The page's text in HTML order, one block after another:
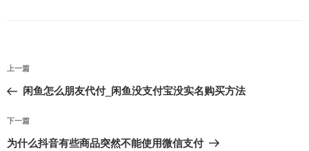
文
导
航
上
一
文
章
上一篇
闲鱼怎么朋友代付_闲鱼没支付宝没实名购买方法
下
一
下一篇
为什么抖音有些商品突然不能使用微信支付